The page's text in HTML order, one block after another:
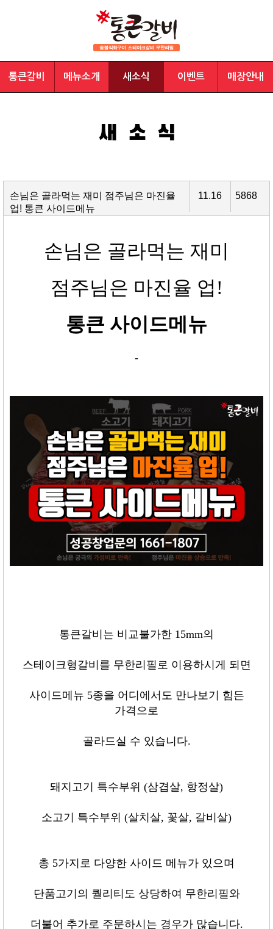
통큰갈비 메뉴소개 새소식 이벤트 매장안내
손님은 골라먹는 재미 점주님은 마진율
업! 통큰 사이드메뉴
11.16 5868
손님은 골라먹는 재미
점주님은 마진율 업!
통큰 사이드메뉴
-
통큰갈비는 비교불가한 15mm의
스테이크형갈비를 무한리필로 이용하시게 되면
사이드메뉴 5종을 어디에서도 만나보기 힘든
가격으로
골라드실 수 있습니다.
돼지고기 특수부위 (삼겹살, 항정살)
소고기 특수부위 (살치살, 꽃살, 갈비살)
총 5가지로 다양한 사이드 메뉴가 있으며
단품고기의 퀄리티도 상당하여 무한리필와
더불어 추가로 주문하시는 경우가 많습니다.